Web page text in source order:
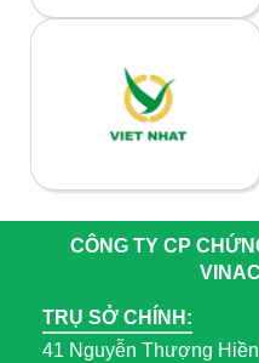
CÔNG TY CP
TRỤ SỞ CHÍNH:
41 Nguyễn Thượng